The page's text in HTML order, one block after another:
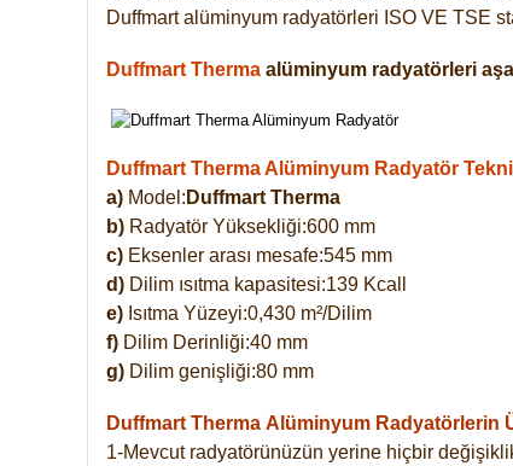
Duffmart alüminyum radyatörleri ISO VE TSE
Duffmart Therma alüminyum radyatörleri
Duffmart Therma Alüminyum Radyatör
a) Model: Duffmart Therma
b) Radyatör Yüksekliği:600 mm
c) Eksenler arası mesafe:545 mm
d) Dilim ısıtma kapasitesi:139 Kcall
e) Isıtma Yüzeyi:0,430 m²/Dilim
f) Dilim Derinliği:40 mm
g) Dilim genişliği:80 mm
Duffmart Therma Alüminyum Radyatörlerin
1-Mevcut radyatörünüzün yerine hiçbir